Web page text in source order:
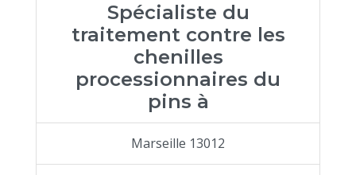
Spécialiste du
traitement contre les
chenilles
processionnaires du
pins à
Marseille 13012